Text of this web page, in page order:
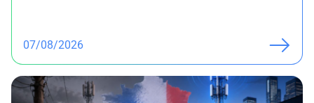
07/08/2026